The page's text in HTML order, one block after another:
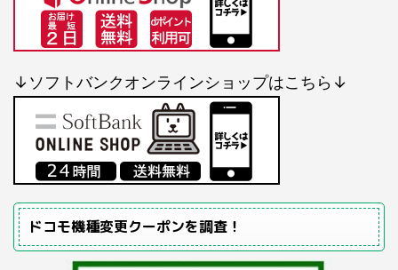
↓ソフトバンクオンラインショップはこちら↓
ドコモ機種変更クーポンを調査！